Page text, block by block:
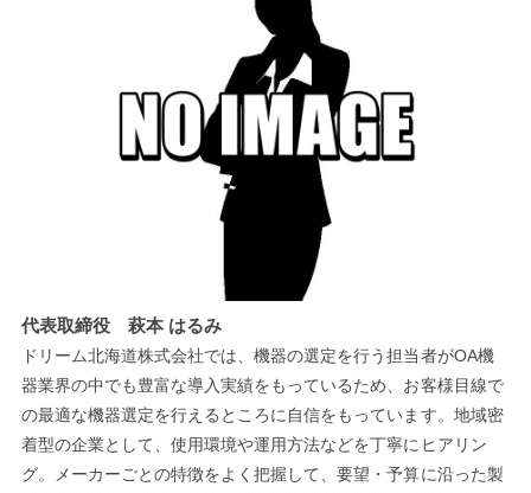
代表取締役 萩本 はるみ
ドリーム北海道株式会社では、機器の選定を行う担当者がOA機
器業界の中でも豊富な導入実績をもっているため、お客様目線で
の最適な機器選定を行えるところに自信をもっています。地域密
着型の企業として、使用環境や運用方法などを丁寧にヒアリン
グ。メーカーごとの特徴をよく把握して、要望・予算に沿った製